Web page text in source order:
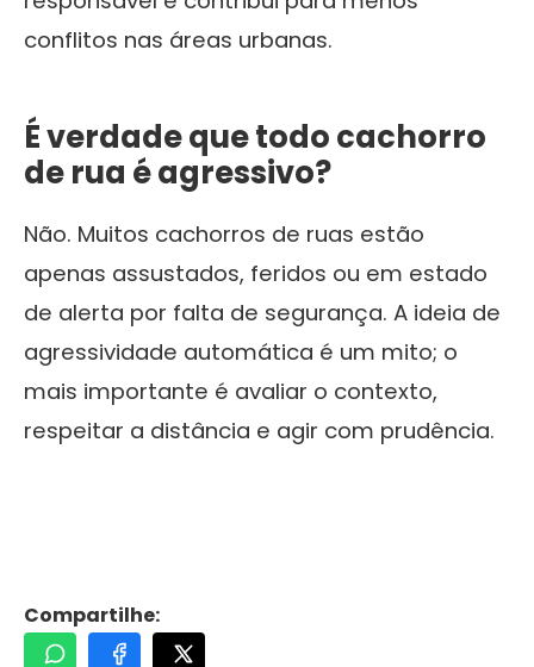
conflitos nas áreas urbanas.
É verdade que todo cachorro
de rua é agressivo?
Não. Muitos cachorros de ruas estão
apenas assustados, feridos ou em estado
de alerta por falta de segurança. A ideia de
agressividade automática é um mito; o
mais importante é avaliar o contexto,
respeitar a distância e agir com prudência.
Compartilhe: